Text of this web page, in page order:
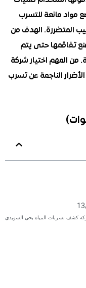
للتسرب
الهدف من
حتى يتم
اختيار شركة
عن تسرب
المياه بحي السويدي